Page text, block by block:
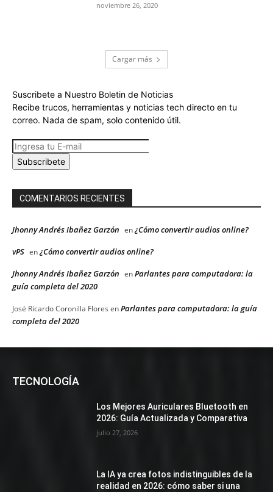
noviembre 26, 2020
Cargar más
Suscribete a Nuestro Boletin de Noticias
Recibe trucos, herramientas y noticias tech directo en tu
correo. Nada de spam, solo contenido útil.
Subscribete
COMENTARIOS RECIENTES
Jhonny Andrés Ibañez Garzón en¿Cómo convertir audios online?
vPS en¿Cómo convertir audios online?
Jhonny Andrés Ibañez Garzón enParlantes para computadora: la
guía completa del 2020
José Ricardo Coronilla Flores enParlantes para computadora: la guía
completa del 2020
TECNOLOGÍA
Los Mejores Auriculares Bluetooth en
2026: Guía Actualizada y Comparativa
julio 27, 2026
La IA ya crea fotos indistinguibles de la
realidad en 2026: cómo saber si una